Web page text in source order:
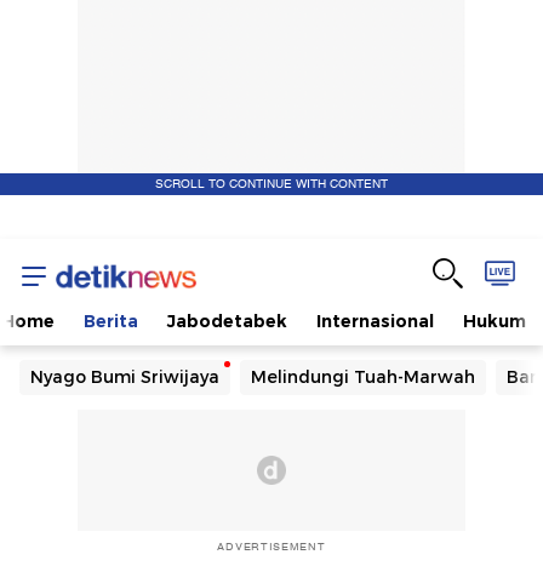
SCROLL TO CONTINUE WITH CONTENT
Home Berita Jabodetabek Internasional Hukum
Nyago Bumi Sriwijaya Melindungi Tuah-Marwah
ADVERTISEMENT